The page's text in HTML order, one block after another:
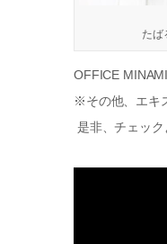
たば
OFFICE
※その他、エキ
是非、チェック